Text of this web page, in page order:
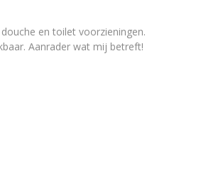
en toilet voorzieningen.
Aanrader wat mij betreft!